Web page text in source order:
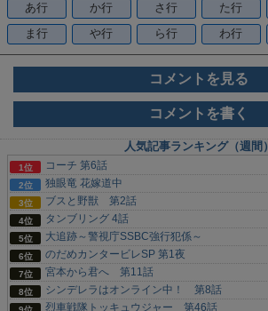
あ行 か行 さ行 た行
ま行
や行 ら行 わ行
コメントを見る
コメントを書く
人気記事ランキング（週間）
コーチ 第6話
独眼竜 花嫁道中
ブスと野獣 第2話
タンブリング 4話
大追跡～警視庁SSBC強行犯係～
のだめカンタービレSP 第1夜
宮本から君へ 第11話
シンデレラはオンライン中！ 第8話
烈車戦隊トッキュウジャー 第46話